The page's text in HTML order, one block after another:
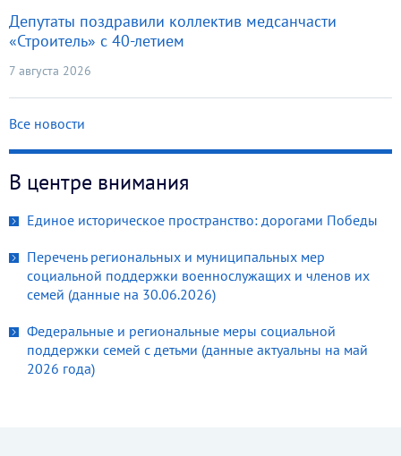
Депутаты поздравили коллектив медсанчасти
«Строитель» с 40-летием
7 августа 2026
Все новости
В центре внимания
Единое историческое пространство: дорогами Победы
Перечень региональных и муниципальных мер
социальной поддержки военнослужащих и членов их
семей (данные на 30.06.2026)
Федеральные и региональные меры социальной
поддержки семей с детьми (данные актуальны на май
2026 года)